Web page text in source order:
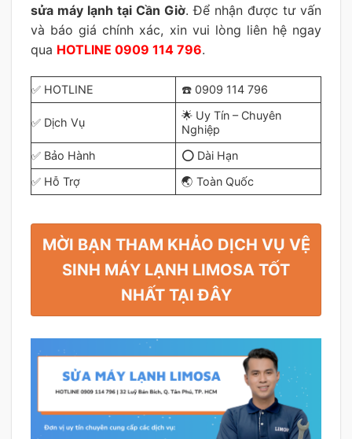
sửa máy lạnh tại Cần Giờ. Để nhận được tư vấn
và báo giá chính xác, xin vui lòng liên hệ ngay
qua HOTLINE 0909 114 796.
✅ HOTLINE ☎️ 0909 114 796
✅ Dịch Vụ
🌟 Uy Tín – Chuyên
Nghiệp
✅ Bảo Hành
⭕ Dài Hạn
✅ Hỗ Trợ
🌏 Toàn Quốc
MỜI BẠN THAM KHẢO DỊCH VỤ VỆ
SINH MÁY LẠNH LIMOSA TỐT
NHẤT TẠI ĐÂY